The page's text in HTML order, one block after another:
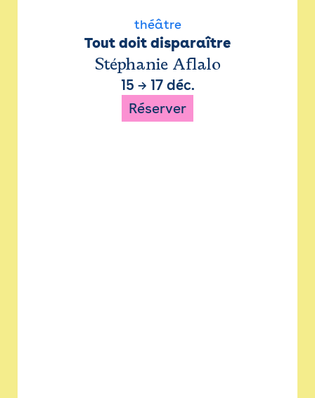
théâtre
Tout doit disparaître
Stéphanie Aflalo
15 → 17 déc.
Réserver